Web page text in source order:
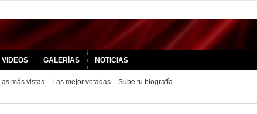
VIDEOS GALERÍAS NOTICIAS
más vistas Las mejor votadas Sube tu biografía